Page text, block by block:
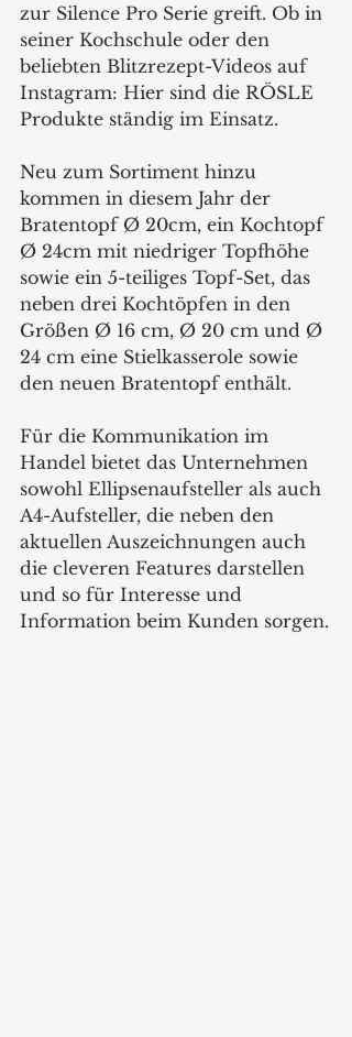
zur Silence Pro Serie greift. Ob in
seiner Kochschule oder den
beliebten Blitzrezept-Videos auf
Instagram: Hier sind die RÖSLE
Produkte ständig im Einsatz.
Neu zum Sortiment hinzu
kommen in diesem Jahr der
Bratentopf Ø 20cm, ein Kochtopf
Ø 24cm mit niedriger Topfhöhe
sowie ein 5-teiliges Topf-Set, das
neben drei Kochtöpfen in den
Größen Ø 16 cm, Ø 20 cm und Ø
24 cm eine Stielkasserole sowie
den neuen Bratentopf enthält.
Für die Kommunikation im
Handel bietet das Unternehmen
sowohl Ellipsenaufsteller als auch
A4-Aufsteller, die neben den
aktuellen Auszeichnungen auch
die cleveren Features darstellen
und so für Interesse und
Information beim Kunden sorgen.